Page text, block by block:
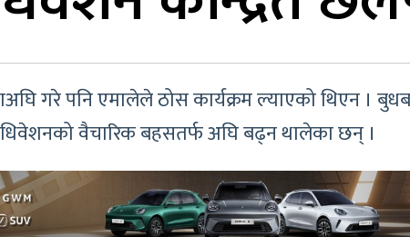
गरे पनि एमालेले ठोस कार्यक्रम ल्याएको थिएन ।
वैचारिक बहसतर्फ अघि बढ्न थालेका छन् ।